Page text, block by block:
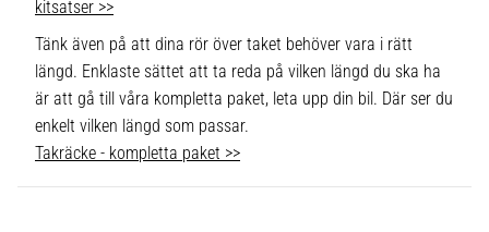
kitsatser >>
Tänk även på att dina rör över taket behöver vara i rätt
längd. Enklaste sättet att ta reda på vilken längd du ska ha
är att gå till våra kompletta paket, leta upp din bil. Där ser du
enkelt vilken längd som passar.
Takräcke - kompletta paket >>